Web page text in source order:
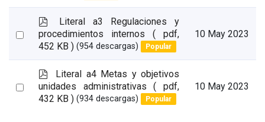
Select
p
d
f
Literal a3 Regulaciones y
procedimientos internos
( pdf,
452 KB ) (954 descargas) Popular
10 May 2023
Select
p
d
f
Literal a4 Metas y objetivos
unidades administrativas
( pdf,
432 KB ) (934 descargas) Popular
10 May 2023